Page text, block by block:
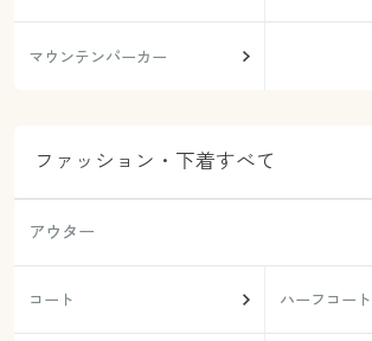
マウンテンパーカー
ファッション・下着すべて
アウター
コート ハーフコート